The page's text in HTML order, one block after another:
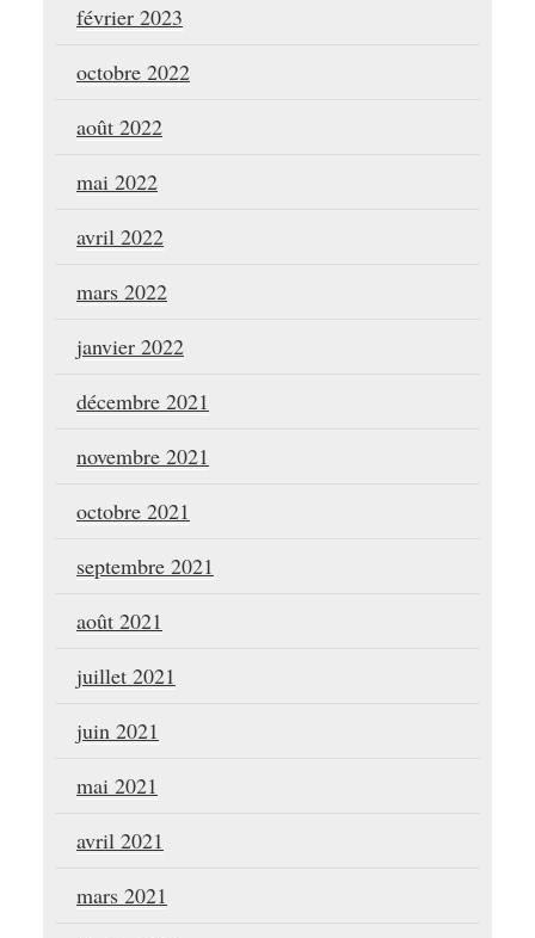
février 2023
octobre 2022
août 2022
mai 2022
avril 2022
mars 2022
janvier 2022
décembre 2021
novembre 2021
octobre 2021
septembre 2021
août 2021
juillet 2021
juin 2021
mai 2021
avril 2021
mars 2021